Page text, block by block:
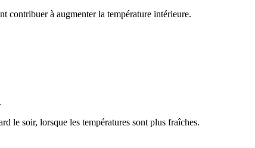
contribuer à augmenter la température intérieure.
le soir, lorsque les températures sont plus fraîches.